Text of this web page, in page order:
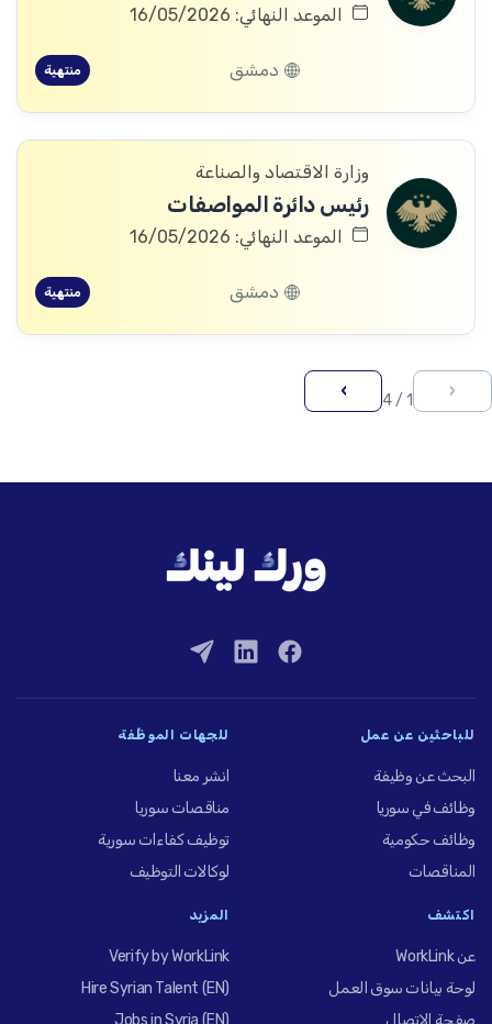
الموعد النهائي: 16/05/2026
دمشق منتهية
وزارة الاقتصاد والصناعة
رئيس دائرة المواصفات
الموعد النهائي: 16/05/2026
دمشق منتهية
‹
1 / 4
›
للباحثين عن عمل
البحث عن وظيفة
وظائف في سوريا
وظائف حكومية
المناقصات
للجهات الموظِّفة
انشر معنا
مناقصات سوريا
توظيف كفاءات سورية
لوكالات التوظيف
اكتشف
عن WorkLink
لوحة بيانات سوق العمل
المزيد
Verify by WorkLink
Hire Syrian Talent (EN)